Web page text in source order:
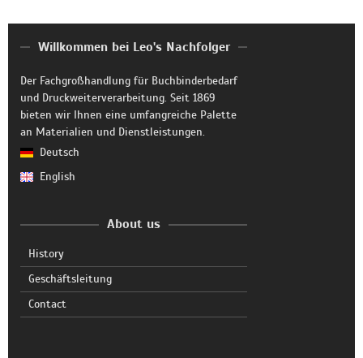
Willkommen bei Leo's Nachfolger
Der Fachgroßhandlung für Buchbinderbedarf
und Druckweiterverarbeitung. Seit 1869
bieten wir Ihnen eine umfangreiche Palette
an Materialien und Dienstleistungen.
Deutsch
English
About us
History
Geschäftsleitung
Contact